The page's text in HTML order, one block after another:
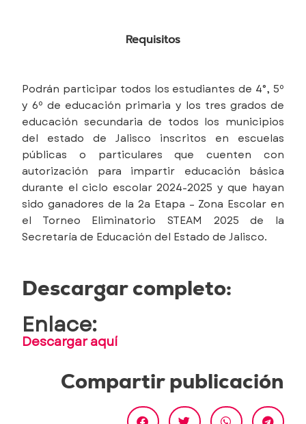
Requisitos
Podrán participar todos los estudiantes de 4°, 5º
y 6º de educación primaria y los tres grados de
educación secundaria de todos los municipios
del estado de Jalisco inscritos en escuelas
públicas o particulares que cuenten con
autorización para impartir educación básica
durante el ciclo escolar 2024-2025 y que hayan
sido ganadores de la 2a Etapa – Zona Escolar en
el Torneo Eliminatorio STEAM 2025 de la
Secretaría de Educación del Estado de Jalisco.
Descargar completo:
Enlace:
Descargar aquí
Compartir publicación